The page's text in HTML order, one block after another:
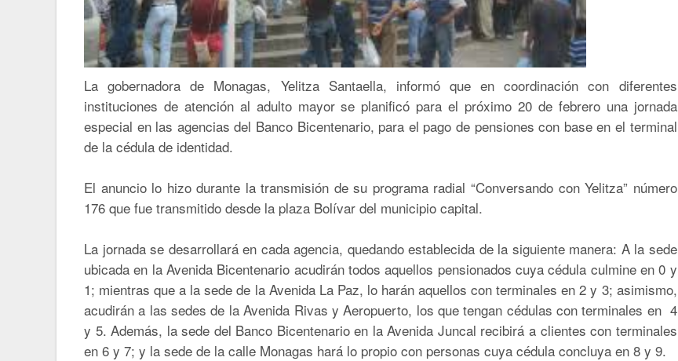
La gobernadora de Monagas, Yelitza Santaella, informó que en coordinación con diferentes
instituciones de atención al adulto mayor se planificó para el próximo 20 de febrero una jornada
especial en las agencias del Banco Bicentenario, para el pago de pensiones con base en el terminal
de la cédula de identidad.
El anuncio lo hizo durante la transmisión de su programa radial “Conversando con Yelitza” número
176 que fue transmitido desde la plaza Bolívar del municipio capital.
La jornada se desarrollará en cada agencia, quedando establecida de la siguiente manera: A la sede
ubicada en la Avenida Bicentenario acudirán todos aquellos pensionados cuya cédula culmine en 0 y
1; mientras que a la sede de la Avenida La Paz, lo harán aquellos con terminales en 2 y 3; asimismo,
acudirán a las sedes de la Avenida Rivas y Aeropuerto, los que tengan cédulas con terminales en 4
y 5. Además, la sede del Banco Bicentenario en la Avenida Juncal recibirá a clientes con terminales
en 6 y 7; y la sede de la calle Monagas hará lo propio con personas cuya cédula concluya en 8 y 9.